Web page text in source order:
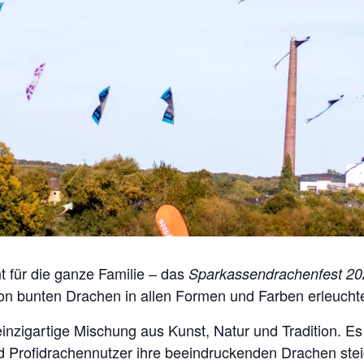
für die ganze Familie – das Sparkassendrachenfest
bunten Drachen in allen Formen und Farben
Mischung aus Kunst, Natur und Tradition.
Profidrachennutzer ihre beeindruckenden Drachen